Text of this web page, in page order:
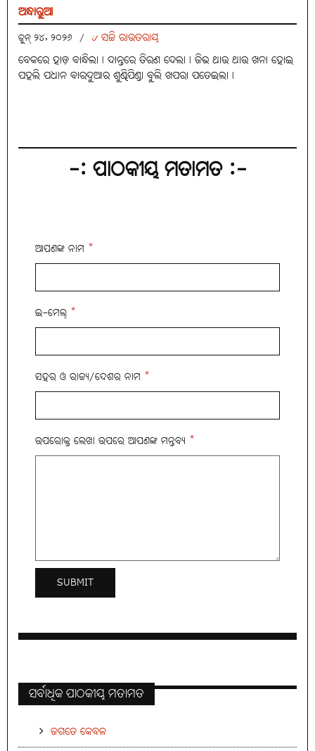
ଅନ୍ଧାରୁଆ
ଜୁନ୍ ୨୪, ୨୦୨୬ / ୰ ସଚ୍ଚି ରାଉତରାୟ
ବେକରେ ହାଡ଼ ବାନ୍ଧିଲା। ଦାନ୍ତରେ ତିରଣ ଦେଲା। ଜିଭ ଥାଉ ଥାଉ ଖନା ହୋଇ
ପହଲି ପଧାନ ବାରଦୁଆର ଶୁଣ୍ଢିପିଣ୍ଡା ବୁଲି ଖପରା ପତେଇଲା।
-: ପାଠକୀୟ ମତାମତ :-
ଆପଣଙ୍କ ନାମ *
ଇ-ମେଲ୍ *
ସହର ଓ ରାଜ୍ୟ/ଦେଶର ନାମ *
ଉପରୋକ୍ତ ଲେଖା ଉପରେ ଆପଣଙ୍କ ମନ୍ତବ୍ୟ *
ସର୍ବାଧିକ ପାଠକୀୟ ମତାମତ
ଜଗତେ କେବଳ